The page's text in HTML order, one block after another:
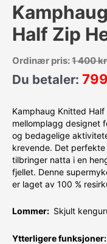
Half Zip
Ordinær pris:1 400kr
Du betaler: 799
Kamphaug Knitted
mellomplagg designet
og bedagelige
krevende. Det
tilbringer natta i en
fjellet. Denne
er laget av 100 %
Lommer: Skjult
Ytterligere funksjoner: